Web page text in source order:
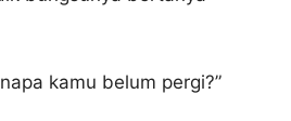
kamu belum pergi?”